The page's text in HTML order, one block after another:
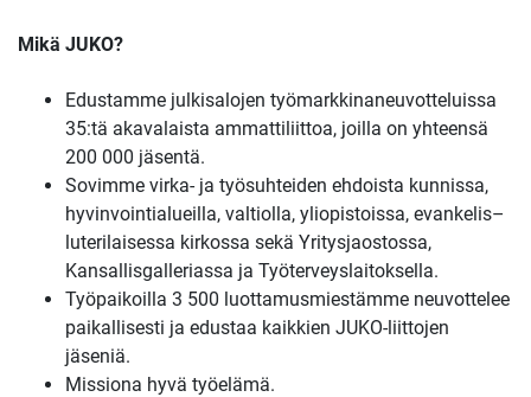
Mikä JUKO?
Edustamme julkisalojen työmarkkinaneuvotteluissa
35:tä akavalaista ammattiliittoa, joilla on yhteensä
200 000 jäsentä.
Sovimme virka- ja työsuhteiden ehdoista kunnissa,
hyvinvointialueilla, valtiolla, yliopistoissa, evankelis–
luterilaisessa kirkossa sekä Yritysjaostossa,
Kansallisgalleriassa ja Työterveyslaitoksella.
Työpaikoilla 3 500 luottamusmiestämme neuvottelee
paikallisesti ja edustaa kaikkien JUKO-liittojen
jäseniä.
Missiona hyvä työelämä.